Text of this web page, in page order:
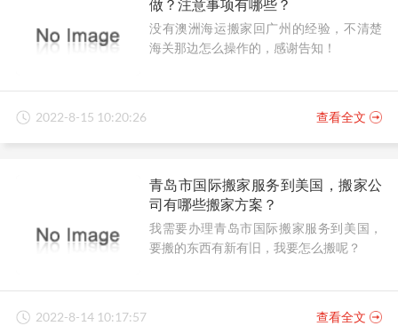
做？注意事项有哪些？
没有澳洲海运搬家回广州的经验，不清楚
海关那边怎么操作的，感谢告知！
2022-8-15 10:20:26 查看全文
青岛市国际搬家服务到美国，搬家公
司有哪些搬家方案？
我需要办理青岛市国际搬家服务到美国，
要搬的东西有新有旧，我要怎么搬呢？
2022-8-14 10:17:57 查看全文